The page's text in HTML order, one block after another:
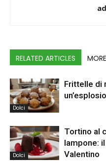
RELATED ARTICLES
Dolci
Frittelle di
Dolci
Tortino al
lampone:
Valentino